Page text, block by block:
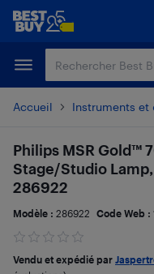
Passer
principal
Passer
Accueil Instruments
Philips MSR Gold™
Stage/Studio
286922
Modèle : 286922 Code Web :
Vendu et expédié par